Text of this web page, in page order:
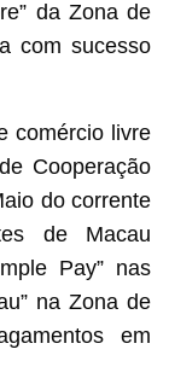
da Zona de
com sucesso
comércio livre
Cooperação
do corrente
de Macau
Pay” nas
na Zona de
em